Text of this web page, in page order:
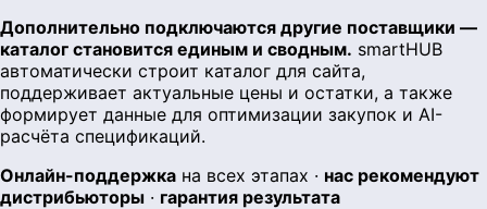
Дополнительно подключаются другие поставщики —
каталог становится единым и сводным. smartHUB
автоматически строит каталог для сайта,
поддерживает актуальные цены и остатки, а также
формирует данные для оптимизации закупок и AI-
расчёта спецификаций.
Онлайн-поддержка на всех этапах · нас рекомендуют
дистрибьюторы · гарантия результата